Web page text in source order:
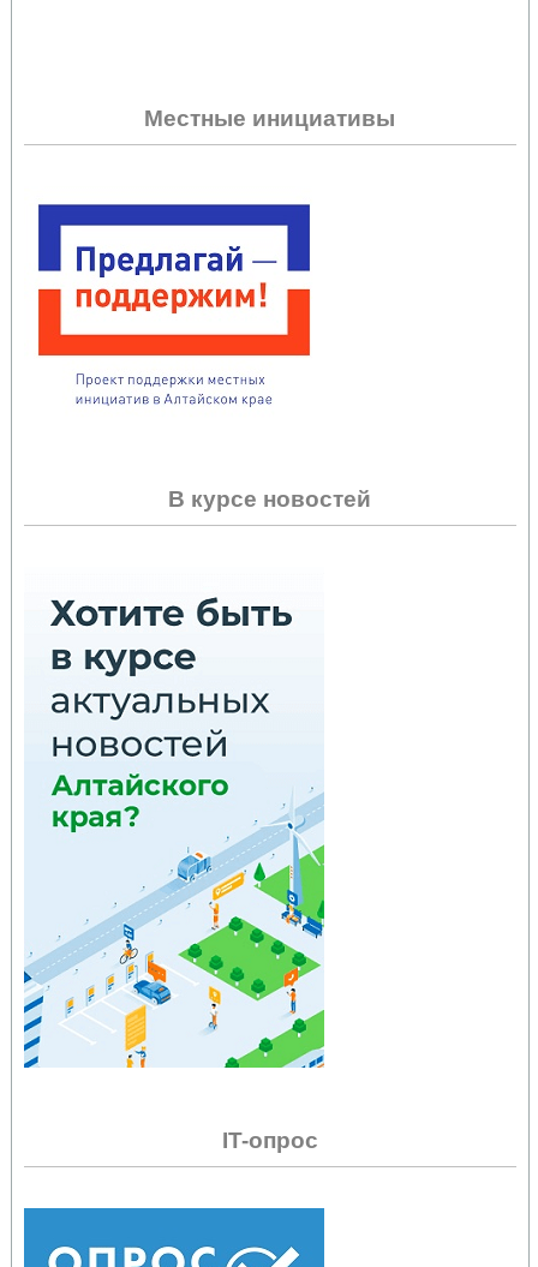
Местные инициативы
В курсе новостей
IT-опрос